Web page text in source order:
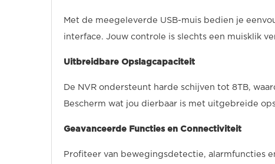
Met de meegeleverde USB-muis bedien je
interface. Jouw controle is slechts een muisklik
Uitbreidbare Opslagcapaciteit
De NVR ondersteunt harde schijven tot 8TB,
Bescherm wat jou dierbaar is met uitgebreide
Geavanceerde Functies en Connectiviteit
Profiteer van bewegingsdetectie, alarmfuncties